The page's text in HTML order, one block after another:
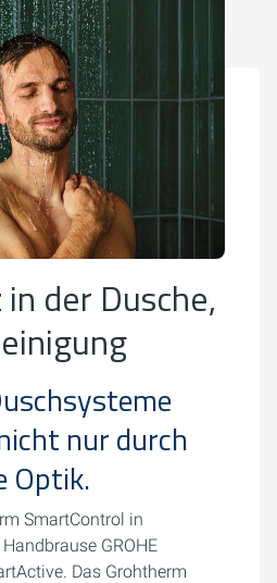
der Dusche,
nur durch
Optik.
SmartControl in
GROHE
Das Grohtherm